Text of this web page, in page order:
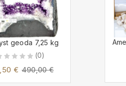
geoda 7,25 kg
(0)
€ 490,00€